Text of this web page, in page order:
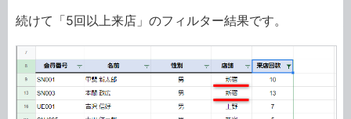
続けて「5回以上来店」のフィルター結果です。